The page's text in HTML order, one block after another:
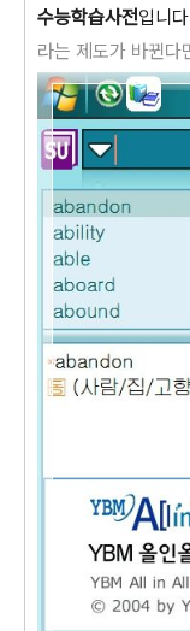
수능학습사전입니
라는 제도가 바뀐다